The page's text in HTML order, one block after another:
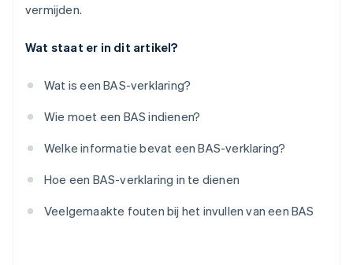
vermijden.
Wat staat er in dit artikel?
Wat is een BAS-verklaring?
Wie moet een BAS indienen?
Welke informatie bevat een BAS-verklaring?
Hoe een BAS-verklaring in te dienen
Veelgemaakte fouten bij het invullen van een BAS